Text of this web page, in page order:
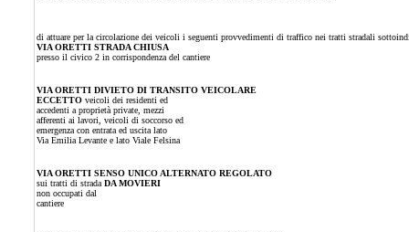
di attuare per la circolazione dei veicoli i seguenti provvedimenti di traffico nei tratti stradali
VIA ORETTI STRADA CHIUSA
presso il civico 2 in corrispondenza del cantiere
VIA ORETTI DIVIETO DI TRANSITO VEICOLARE
ECCETTO veicoli dei residenti ed
accedenti a proprietà private, mezzi
afferenti ai lavori, veicoli di soccorso ed
emergenza con entrata ed uscita lato
Via Emilia Levante e lato Viale Felsina
VIA ORETTI SENSO UNICO ALTERNATO REGOLATO
sui tratti di strada DA MOVIERI
non occupati dal
cantiere